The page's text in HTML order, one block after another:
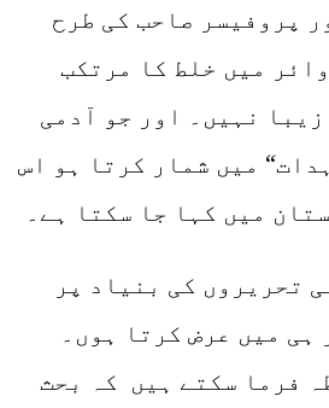
پروفیسر صاحب کی طرح
میں خلط کا مرتکب
نہیں۔ اور جو آدمی
میں شمار کرتا ہو اس
میں کہا جا سکتا ہے۔
تحریروں کی بنیاد پر
ہی میں عرض کرتا ہوں۔
فرما سکتے ہیں کہ بحث